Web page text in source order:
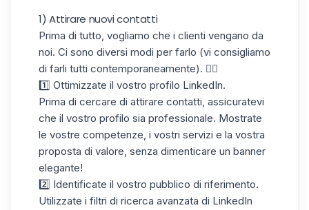
1) Attirare nuovi contatti
Prima di tutto, vogliamo che i clienti vengano da
noi. Ci sono diversi modi per farlo (vi consigliamo
di farli tutti contemporaneamente). 👇🏼
1️⃣ Ottimizzate il vostro profilo LinkedIn.
Prima di cercare di attirare contatti, assicuratevi
che il vostro profilo sia professionale. Mostrate
le vostre competenze, i vostri servizi e la vostra
proposta di valore, senza dimenticare un banner
elegante!
2️⃣ Identificate il vostro pubblico di riferimento.
Utilizzate i filtri di ricerca avanzata di LinkedIn